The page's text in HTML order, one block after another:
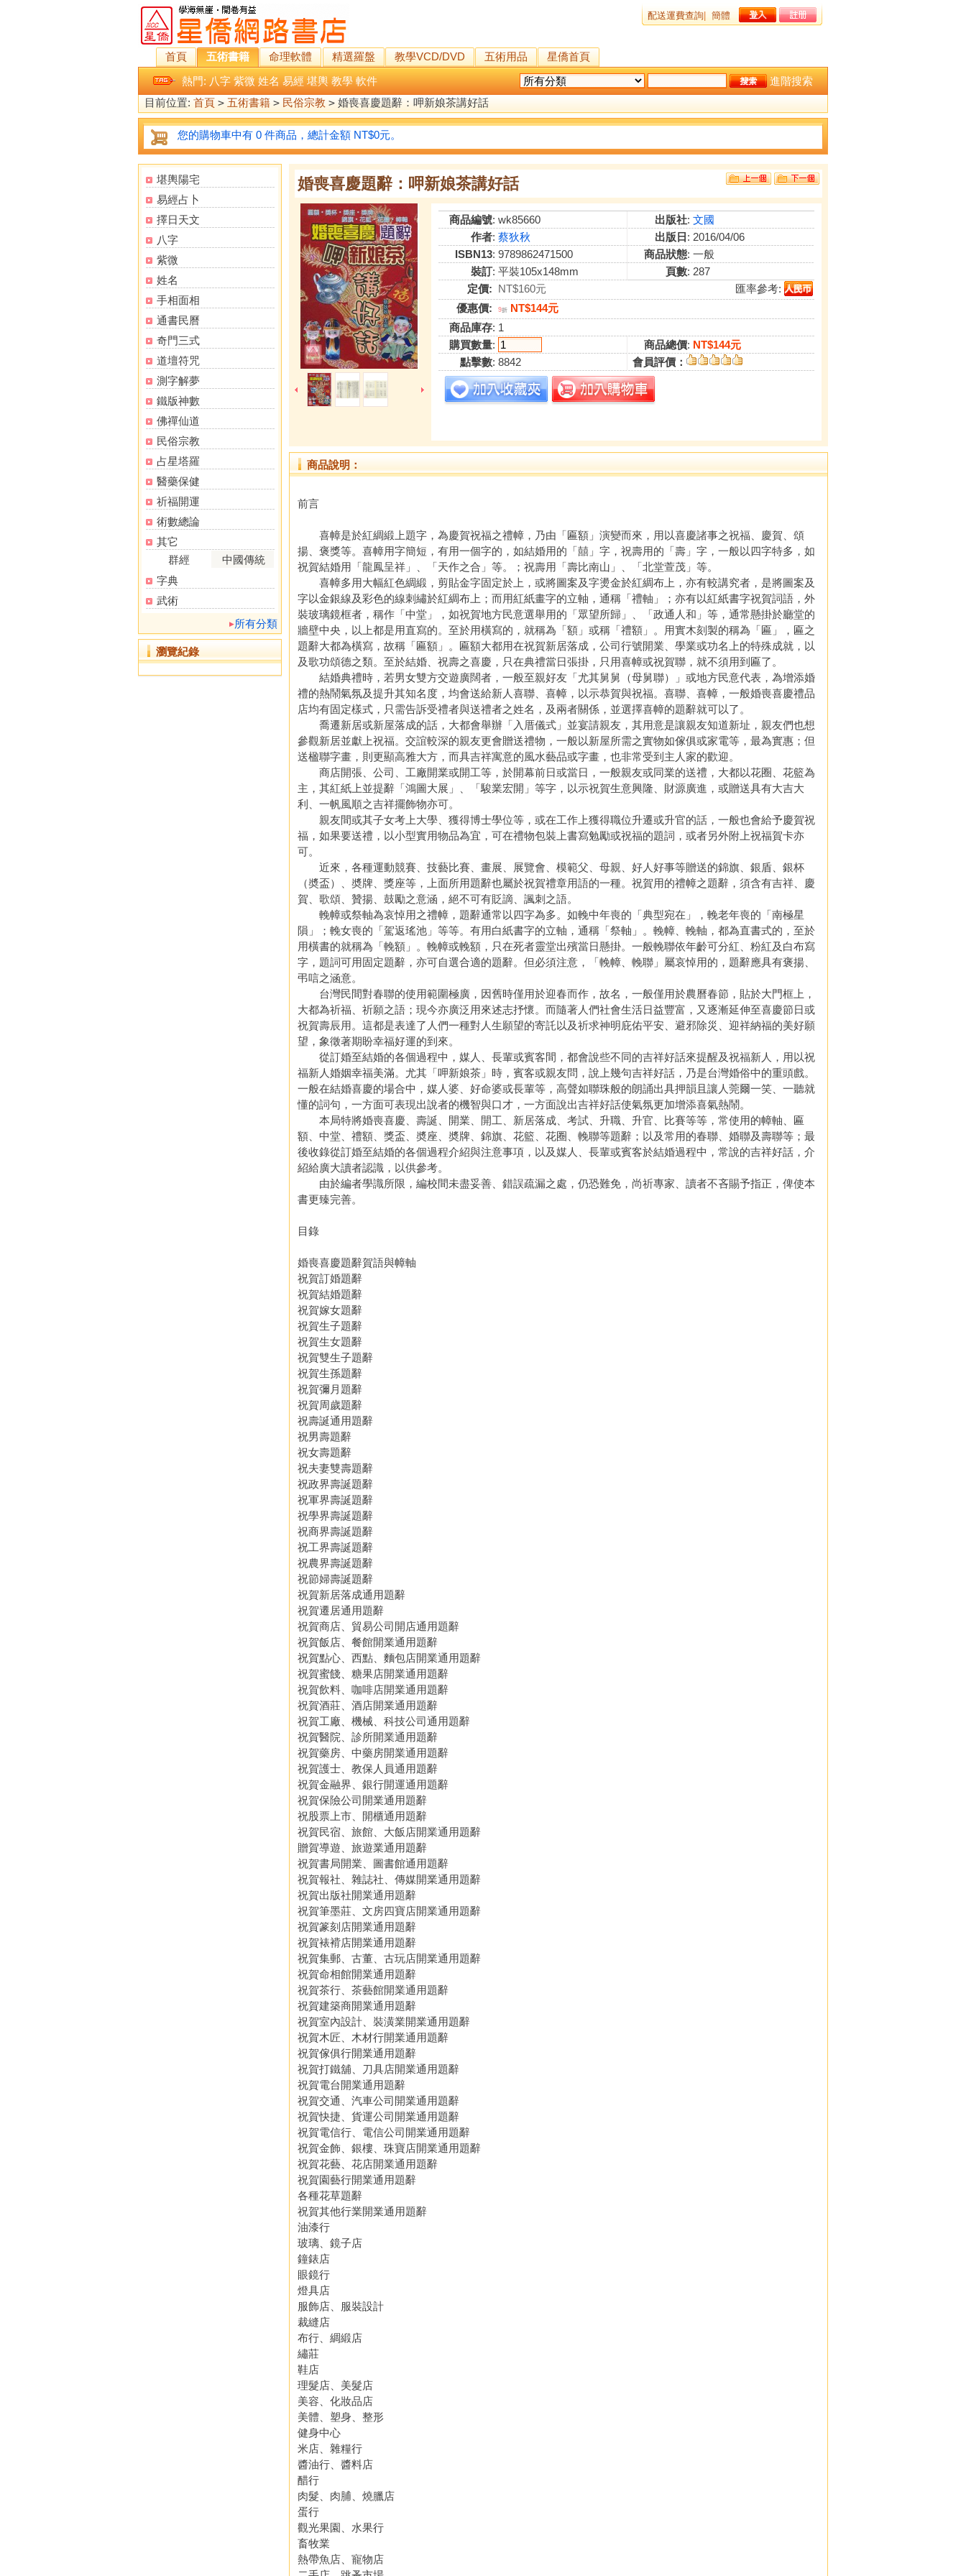
配送運費查詢 簡體
首頁 五術書籍 命理軟體 精選羅盤 教學VCD/DVD 五術用品
星僑首頁
熱門: 八字 紫微 姓名 易經 堪輿 教學 軟件
進階搜索
目前位置: 首頁 > 五術書籍 > 民俗宗教 > 婚喪喜慶題辭：呷新娘茶講好話
您的購物車中有 0 件商品，總計金額 NT$0元。
堪輿陽宅
易經占卜
擇日天文
八字
紫微
姓名
手相面相
通書民曆
奇門三式
道壇符咒
測字解夢
鐵版神數
佛禪仙道
民俗宗教
占星塔羅
醫藥保健
祈福開運
術數總論
其它
群經
中國傳統
字典
武術
所有分類
瀏覽紀錄
婚喪喜慶題辭：呷新娘茶講好話
商品編號: wk85660 出版社: 文國
作者: 蔡狄秋 出版日 : 2016/04/06
ISBN13: 9789862471500 商品狀態: 一般
裝訂: 平裝105x148mm 頁數: 287
定價: NT$160元
匯率參考:
優惠價:
9折 NT$144元
商品庫存: 1
購買數量: 商品總價: NT$144元
點擊數: 8842 會員評價：
商品說明：
前言
喜幛是於紅綢緞上題字，為慶賀祝福之禮幛，乃由「匾額」演變而來，用以喜慶諸事之祝福、慶賀、頌
揚、褒獎等。喜幛用字簡短，有用一個字的，如結婚用的「囍」字，祝壽用的「壽」字，一般以四字特多，如
祝賀結婚用「龍鳳呈祥」、「天作之合」等。；祝壽用「壽比南山」、「北堂萱茂」等。
喜幛多用大幅紅色綢緞，剪貼金字固定於上，或將圖案及字燙金於紅綢布上，亦有較講究者，是將圖案及
字以金銀線及彩色的線刺繡於紅綢布上；而用紅紙畫字的立軸，通稱「禮軸」；亦有以紅紙書字祝賀詞語，外
裝玻璃鏡框者，稱作「中堂」，如祝賀地方民意選舉用的「眾望所歸」、「政通人和」等，通常懸掛於廳堂的
牆壁中央，以上都是用直寫的。至於用橫寫的，就稱為「額」或稱「禮額」。用實木刻製的稱為「匾」，匾之
題辭大都為橫寫，故稱「匾額」。匾額大都用在祝賀新居落成，公司行號開業、學業或功名上的特殊成就，以
及歌功頌德之類。至於結婚、祝壽之喜慶，只在典禮當日張掛，只用喜幛或祝賀聯，就不須用到匾了。
結婚典禮時，若男女雙方交遊廣闊者，一般至親好友「尤其舅舅（母舅聯）」或地方民意代表，為增添婚
禮的熱鬧氣氛及提升其知名度，均會送給新人喜聯、喜幛，以示恭賀與祝福。喜聯、喜幛，一般婚喪喜慶禮品
店均有固定樣式，只需告訴受禮者與送禮者之姓名，及兩者關係，並選擇喜幛的題辭就可以了。
喬遷新居或新屋落成的話，大都會舉辦「入厝儀式」並宴請親友，其用意是讓親友知道新址，親友們也想
參觀新居並獻上祝福。交誼較深的親友更會贈送禮物，一般以新屋所需之實物如傢俱或家電等，最為實惠；但
送楹聯字畫，則更顯高雅大方，而具吉祥寓意的風水藝品或字畫，也非常受到主人家的歡迎。
商店開張、公司、工廠開業或開工等，於開幕前日或當日，一般親友或同業的送禮，大都以花圈、花籃為
主，其紅紙上並提辭「鴻圖大展」、「駿業宏開」等字，以示祝賀生意興隆、財源廣進，或贈送具有大吉大
利、一帆風順之吉祥擺飾物亦可。
親友間或其子女考上大學、獲得博士學位等，或在工作上獲得職位升遷或升官的話，一般也會給予慶賀祝
福，如果要送禮，以小型實用物品為宜，可在禮物包裝上書寫勉勵或祝福的題詞，或者另外附上祝福賀卡亦
可。
近來，各種運動競賽、技藝比賽、畫展、展覽會、模範父、母親、好人好事等贈送的錦旗、銀盾、銀杯
（奬盃）、奬牌、獎座等，上面所用題辭也屬於祝賀禮章用語的一種。祝賀用的禮幛之題辭，須含有吉祥、慶
賀、歌頌、贊揚、鼓勵之意涵，絕不可有貶謫、諷刺之語。
輓幛或祭軸為哀悼用之禮幛，題辭通常以四字為多。如輓中年喪的「典型宛在」，輓老年喪的「南極星
隕」；輓女喪的「駕返瑤池」等等。有用白紙書字的立軸，通稱「祭軸」。輓幛、輓軸，都為直書式的，至於
用橫書的就稱為「輓額」。輓幛或輓額，只在死者靈堂出殯當日懸掛。一般輓聯依年齡可分紅、粉紅及白布寫
字，題詞可用固定題辭，亦可自選合適的題辭。但必須注意，「輓幛、輓聯」屬哀悼用的，題辭應具有褒揚、
弔唁之涵意。
台灣民間對春聯的使用範圍極廣，因舊時僅用於迎春而作，故名，一般僅用於農曆春節，貼於大門框上，
大都為祈福、祈願之語；現今亦廣泛用來述志抒懷。而隨著人們社會生活日益豐富，又逐漸延伸至喜慶節日或
祝賀壽辰用。這都是表達了人們一種對人生願望的寄託以及祈求神明庇佑平安、避邪除災、迎祥納福的美好願
望，象徵著期盼幸福好運的到來。
從訂婚至結婚的各個過程中，媒人、長輩或賓客間，都會說些不同的吉祥好話來提醒及祝福新人，用以祝
福新人婚姻幸福美滿。尤其「呷新娘茶」時，賓客或親友問，說上幾句吉祥好話，乃是台灣婚俗中的重頭戲。
一般在結婚喜慶的場合中，媒人婆、好命婆或長輩等，高聲如聯珠般的朗誦出具押韻且讓人莞爾一笑、一聽就
懂的詞句，一方面可表現出說者的機智與口才，一方面說出吉祥好話使氣氛更加增添喜氣熱鬧。
本局特將婚喪喜慶、壽誕、開業、開工、新居落成、考試、升職、升官、比賽等等，常使用的幛軸、匾
額、中堂、禮額、獎盃、奬座、奬牌、錦旗、花籃、花圈、輓聯等題辭；以及常用的春聯、婚聯及壽聯等；最
後收錄從訂婚至結婚的各個過程介紹與注意事項，以及媒人、長輩或賓客於結婚過程中，常說的吉祥好話，介
紹給廣大讀者認識，以供參考。
由於編者學識所限，編校間未盡妥善、錯誤疏漏之處，仍恐難免，尚祈專家、讀者不吝賜予指正，俾使本
書更臻完善。
目錄
婚喪喜慶題辭賀語與幛軸
祝賀訂婚題辭
祝賀結婚題辭
祝賀嫁女題辭
祝賀生子題辭
祝賀生女題辭
祝賀雙生子題辭
祝賀生孫題辭
祝賀彌月題辭
祝賀周歲題辭
祝壽誕通用題辭
祝男壽題辭
祝女壽題辭
祝夫妻雙壽題辭
祝政界壽誕題辭
祝軍界壽誕題辭
祝學界壽誕題辭
祝商界壽誕題辭
祝工界壽誕題辭
祝農界壽誕題辭
祝節婦壽誕題辭
祝賀新居落成通用題辭
祝賀遷居通用題辭
祝賀商店、貿易公司開店通用題辭
祝賀飯店、餐館開業通用題辭
祝賀點心、西點、麵包店開業通用題辭
祝賀蜜餞、糖果店開業通用題辭
祝賀飲料、咖啡店開業通用題辭
祝賀酒莊、酒店開業通用題辭
祝賀工廠、機械、科技公司通用題辭
祝賀醫院、診所開業通用題辭
祝賀藥房、中藥房開業通用題辭
祝賀護士、教保人員通用題辭
祝賀金融界、銀行開運通用題辭
祝賀保險公司開業通用題辭
祝股票上市、開櫃通用題辭
祝賀民宿、旅館、大飯店開業通用題辭
贈賀導遊、旅遊業通用題辭
祝賀書局開業、圖書館通用題辭
祝賀報社、雜誌社、傳媒開業通用題辭
祝賀出版社開業通用題辭
祝賀筆墨莊、文房四寶店開業通用題辭
祝賀篆刻店開業通用題辭
祝賀裱褙店開業通用題辭
祝賀集郵、古董、古玩店開業通用題辭
祝賀命相館開業通用題辭
祝賀茶行、茶藝館開業通用題辭
祝賀建築商開業通用題辭
祝賀室內設計、裝潢業開業通用題辭
祝賀木匠、木材行開業通用題辭
祝賀傢俱行開業通用題辭
祝賀打鐵舖、刀具店開業通用題辭
祝賀電台開業通用題辭
祝賀交通、汽車公司開業通用題辭
祝賀快捷、貨運公司開業通用題辭
祝賀電信行、電信公司開業通用題辭
祝賀金飾、銀樓、珠寶店開業通用題辭
祝賀花藝、花店開業通用題辭
祝賀園藝行開業通用題辭
各種花草題辭
祝賀其他行業開業通用題辭
油漆行
玻璃、鏡子店
鐘錶店
眼鏡行
燈具店
服飾店、服裝設計
裁縫店
布行、綢緞店
繡莊
鞋店
理髮店、美髮店
美容、化妝品店
美體、塑身、整形
健身中心
米店、雜糧行
醬油行、醬料店
醋行
肉髮、肉脯、燒臘店
蛋行
觀光果園、水果行
畜牧業
熱帶魚店、寵物店